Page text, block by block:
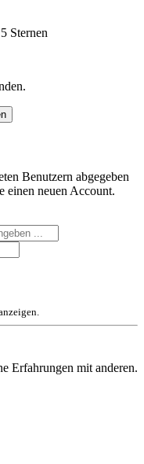
Sternen
Benutzern abgegeben
einen neuen Account.
Erfahrungen mit anderen.